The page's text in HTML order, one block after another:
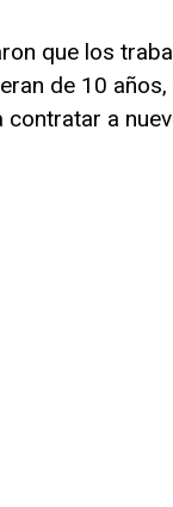
que los
de 10
a